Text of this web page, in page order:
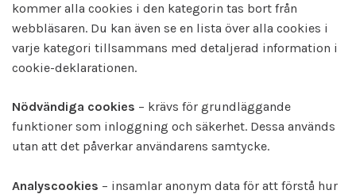
kommer alla cookies i den kategorin tas bort från
webbläsaren. Du kan även se en lista över alla cookies i
varje kategori tillsammans med detaljerad information i
cookie-deklarationen.
Nödvändiga cookies – krävs för grundläggande
funktioner som inloggning och säkerhet. Dessa används
utan att det påverkar användarens samtycke.
Analyscookies – insamlar anonym data för att förstå hur